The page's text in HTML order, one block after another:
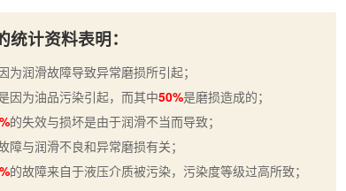
计资料表明：
为润滑故障导致异常磨损所引起；
因为油品污染引起，而其中50%是磨损造成的；
的失效与损坏是由于润滑不当而导致；
障与润滑不良和异常磨损有关；
的故障来自于液压介质被污染，污染度等级过高所致；